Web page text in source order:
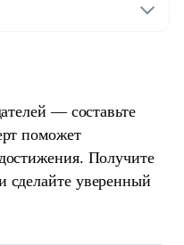
— составьте
поможет
Получите
сделайте уверенный